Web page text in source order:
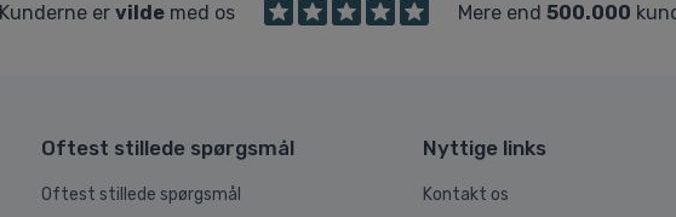
Kunderne er vildemed os Mere end 500.000
Oftest stillede spørgsmål
Oftest stillede spørgsmål
Nyttige links
Kontakt os